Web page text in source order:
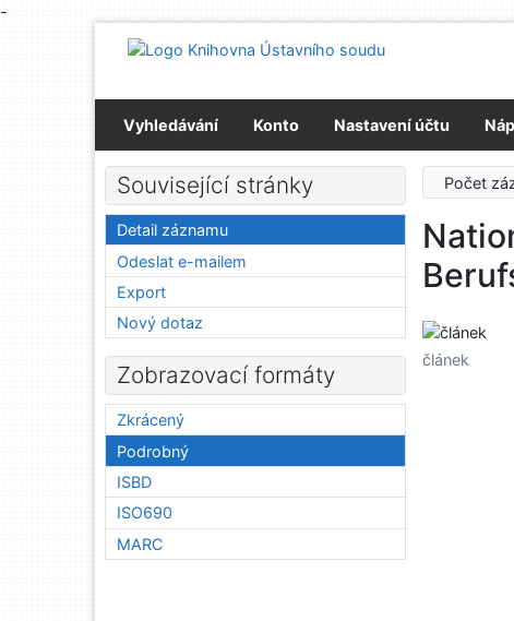
-
Přejít na menu
Vyhledávání Konto Nastavení účtu
Počet
článek
Související stránky
Detail záznamu
Odeslat e-mailem
Export
Nový dotaz
Zobrazovací formáty
Zkrácený
Podrobný
ISBD
ISO690
MARC